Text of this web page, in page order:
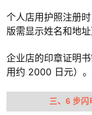
个人店用护照注册
版需显示姓名和地
企业店的印章证明
用约 2000 日元）。
三、6 步闪